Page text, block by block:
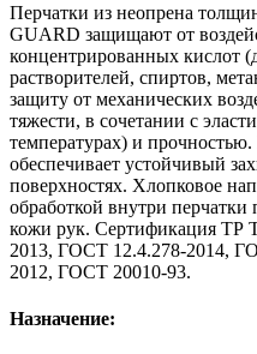
Перчатки из неопрена
GUARD защищают от
концентрированных кислот
растворителей, спиртов,
защиту от механических
тяжести, в сочетании с
температурах) и
обеспечивает устойчивый
поверхностях. Хлопковое
обработкой внутри перчатки
кожи рук. Сертификация ТР
2013, ГОСТ 12.4.278-2014,
2012, ГОСТ 20010-93.
Назначение: